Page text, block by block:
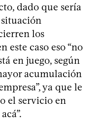
dado que sería
los
este caso eso “no
en juego, según
acumulación
ya que le
el servicio en